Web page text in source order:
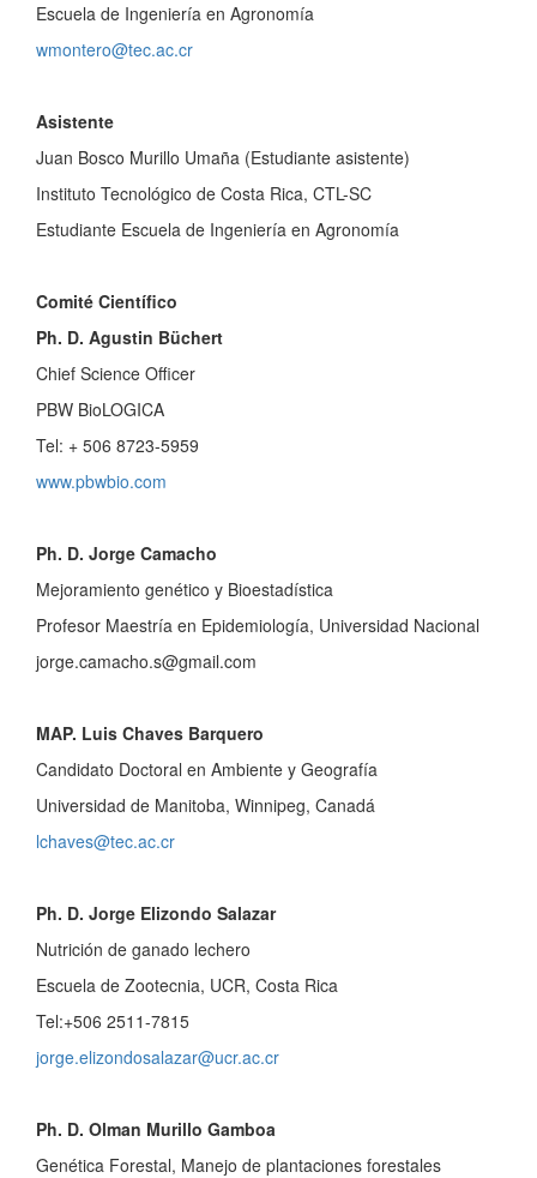
Escuela de Ingeniería en Agronomía
wmontero@tec.ac.cr
Asistente
Juan Bosco Murillo Umaña (Estudiante asistente)
Instituto Tecnológico de Costa Rica, CTL-SC
Estudiante Escuela de Ingeniería en Agronomía
Comité Científico
Ph. D. Agustin Büchert
Chief Science Officer
PBW BioLOGICA
Tel: + 506 8723-5959
www.pbwbio.com
Ph. D. Jorge Camacho
Mejoramiento genético y Bioestadística
Profesor Maestría en Epidemiología, Universidad Nacional
jorge.camacho.s@gmail.com
MAP. Luis Chaves Barquero
Candidato Doctoral en Ambiente y Geografía
Universidad de Manitoba, Winnipeg, Canadá
lchaves@tec.ac.cr
Ph. D. Jorge Elizondo Salazar
Nutrición de ganado lechero
Escuela de Zootecnia, UCR, Costa Rica
Tel:+506 2511-7815
jorge.elizondosalazar@ucr.ac.cr
Ph. D. Olman Murillo Gamboa
Genética Forestal, Manejo de plantaciones forestales